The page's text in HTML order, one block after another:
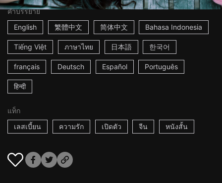
คำบรรยาย
English
繁體中文 简体中文 Bahasa Indonesia
Tiếng Việt ภาษาไทย 日本語 한국어
français Deutsch Español Português
हिन्दी
แท็ก
เลสเบี้ยน
ความรัก เปิดตัว จีน หนังสั้น